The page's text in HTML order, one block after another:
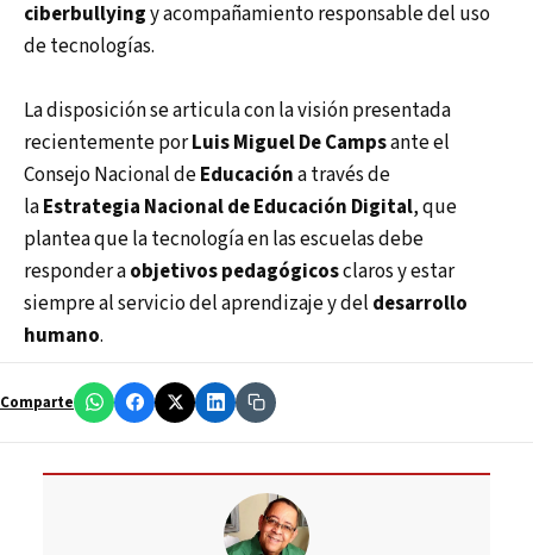
ciberbullyingy acompañamiento responsable del uso
de tecnologías.
La disposición se articula con la visión presentada
recientemente porLuis Miguel De Campsante el
Consejo Nacional deEducacióna través de
laEstrategia Nacional de Educación Digital, que
plantea que la tecnología en las escuelas debe
responder aobjetivos pedagógicosclaros y estar
siempre al servicio del aprendizaje y del desarrollo
humano.
Comparte